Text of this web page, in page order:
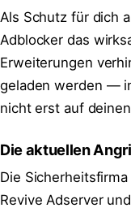
Als Schutz für dich
Adblocker das
Erweiterungen
geladen werden —
nicht erst auf
Die aktuellen
Die
Revive Adserver